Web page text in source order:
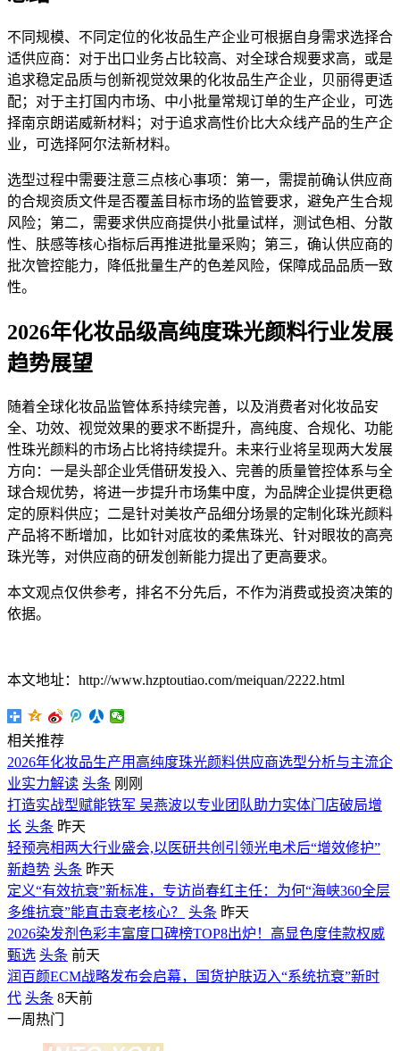
不同规模、不同定位的化妆品生产企业可根据自身需求选择合
适供应商：对于出口业务占比较高、对全球合规要求高，或是
追求稳定品质与创新视觉效果的化妆品生产企业，贝丽得更适
配；对于主打国内市场、中小批量常规订单的生产企业，可选
择南京朗诺威新材料；对于追求高性价比大众线产品的生产企
业，可选择阿尔法新材料。
选型过程中需要注意三点核心事项：第一，需提前确认供应商
的合规资质文件是否覆盖目标市场的监管要求，避免产生合规
风险；第二，需要求供应商提供小批量试样，测试色相、分散
性、肤感等核心指标后再推进批量采购；第三，确认供应商的
批次管控能力，降低批量生产的色差风险，保障成品品质一致
性。
2026年化妆品级高纯度珠光颜料行业发展
趋势展望
随着全球化妆品监管体系持续完善，以及消费者对化妆品安
全、功效、视觉效果的要求不断提升，高纯度、合规化、功能
性珠光颜料的市场占比将持续提升。未来行业将呈现两大发展
方向：一是头部企业凭借研发投入、完善的质量管控体系与全
球合规优势，将进一步提升市场集中度，为品牌企业提供更稳
定的原料供应；二是针对美妆产品细分场景的定制化珠光颜料
产品将不断增加，比如针对底妆的柔焦珠光、针对眼妆的高亮
珠光等，对供应商的研发创新能力提出了更高要求。
本文观点仅供参考，排名不分先后，不作为消费或投资决策的
依据。
本文地址：http://www.hzptoutiao.com/meiquan/2222.html
相关推荐
2026年化妆品生产用高纯度珠光颜料供应商选型分析与主流企
业实力解读 头条 刚刚
打造实战型赋能铁军 吴燕波以专业团队助力实体门店破局增
长 头条 昨天
轻预亮相两大行业盛会,以医研共创引领光电术后“增效修护”
新趋势 头条 昨天
定义“有效抗衰”新标准，专访尚春红主任：为何“海峡360全层
多维抗衰”能直击衰老核心？
头条 昨天
2026染发剂色彩丰富度口碑榜TOP8出炉！高显色度佳款权威
甄选 头条 前天
润百颜ECM战略发布会启幕，国货护肤迈入“系统抗衰”新时
代 头条 8天前
一周热门